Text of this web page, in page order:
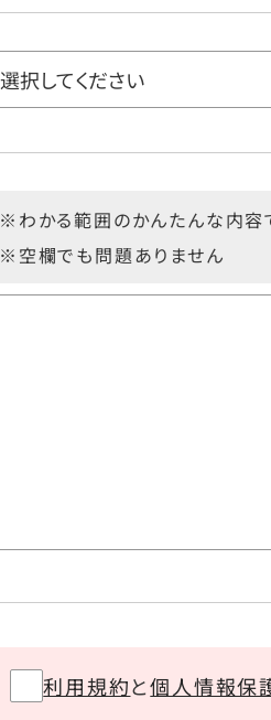
※わかる範囲のかんたんな内容
※空欄でも問題ありません
利用規約と個人情報保